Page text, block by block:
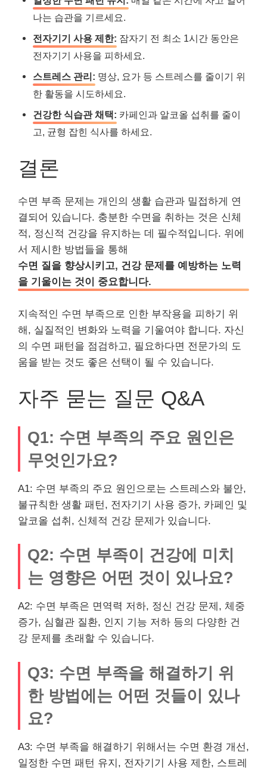
나는 습관을 기르세요.
전자기기 사용 제한: 잠자기 전 최소 1시간 동안은
전자기기 사용을 피하세요.
스트레스 관리: 명상, 요가 등 스트레스를 줄이기 위
한 활동을 시도하세요.
건강한 식습관 채택: 카페인과 알코올 섭취를 줄이
고, 균형 잡힌 식사를 하세요.
결론
수면 부족 문제는 개인의 생활 습관과 밀접하게 연
결되어 있습니다. 충분한 수면을 취하는 것은 신체
적, 정신적 건강을 유지하는 데 필수적입니다. 위에
서 제시한 방법들을 통해
수면 질을 향상시키고, 건강 문제를 예방하는 노력
을 기울이는 것이 중요합니다.
지속적인 수면 부족으로 인한 부작용을 피하기 위
해, 실질적인 변화와 노력을 기울여야 합니다. 자신
의 수면 패턴을 점검하고, 필요하다면 전문가의 도
움을 받는 것도 좋은 선택이 될 수 있습니다.
자주 묻는 질문 Q&A
Q1: 수면 부족의 주요 원인은
무엇인가요?
A1: 수면 부족의 주요 원인으로는 스트레스와 불안,
불규칙한 생활 패턴, 전자기기 사용 증가, 카페인 및
알코올 섭취, 신체적 건강 문제가 있습니다.
Q2: 수면 부족이 건강에 미치
는 영향은 어떤 것이 있나요?
A2: 수면 부족은 면역력 저하, 정신 건강 문제, 체중
증가, 심혈관 질환, 인지 기능 저하 등의 다양한 건
강 문제를 초래할 수 있습니다.
Q3: 수면 부족을 해결하기 위
한 방법에는 어떤 것들이 있나
요?
A3: 수면 부족을 해결하기 위해서는 수면 환경 개선,
일정한 수면 패턴 유지, 전자기기 사용 제한, 스트레